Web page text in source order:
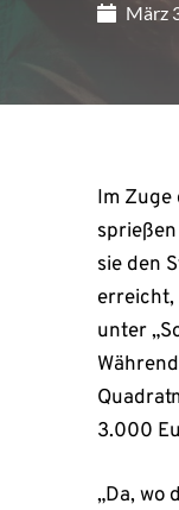
März
Im
sie den
erreicht,
unter
3.000
„Da, wo